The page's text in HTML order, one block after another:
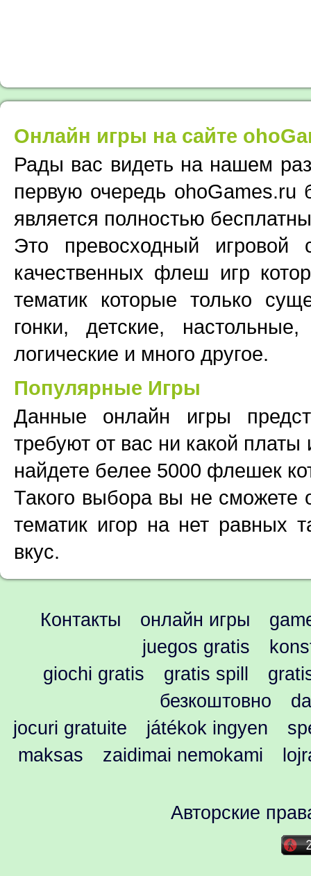
Онлайн игры на сайте
Рады вас видеть на нашем
первую очередь
является полностью
Это превосходный
качественных флеш игр
тематик которые только
гонки, детские,
логические и много другое.
Популярные Игры
Данные онлайн игры
требуют от вас ни какой
найдете белее 5000 флешек
Такого выбора вы не сможете
тематик игор на нет равных
вкус.
Контакты онлайн игры
juegos gratis
giochi gratis
gratis spill
безкоштовно
jocuri gratuite
játékok ingyen
maksas
zaidimai nemokami
Авторские